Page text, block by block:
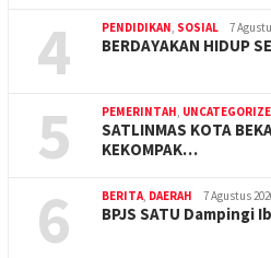
4 PENDIDIKAN, SOSIAL 7
BERDAYAKAN HIDUP
5 PEMERINTAH,
SATLINMAS KOTA
KEKOMPAK…
6 BERITA, DAERAH 7 Agustus
BPJS SATU Dampingi